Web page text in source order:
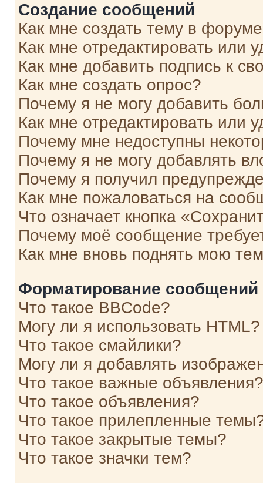
Создание сообщений
Как мне создать тему в
Как мне отредактировать или
Как мне добавить подпись к
Как мне создать опрос?
Почему я не могу добавить
Как мне отредактировать или
Почему мне недоступны
Почему я не могу добавлять
Почему я получил
Как мне пожаловаться на
Что означает кнопка
Почему моё сообщение
Как мне вновь поднять мою
Форматирование
Что такое BBCode?
Могу ли я использовать HTML?
Что такое смайлики?
Могу ли я добавлять
Что такое важные объявления?
Что такое объявления?
Что такое прилепленные
Что такое закрытые темы?
Что такое значки тем?